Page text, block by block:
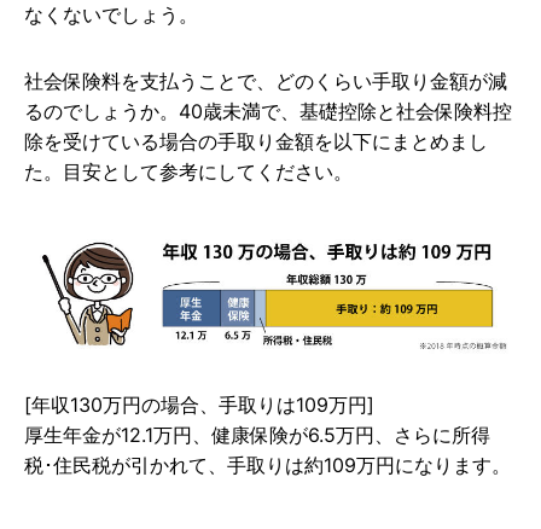
なくないでしょう。
社会保険料を支払うことで、どのくらい手取り金額が減
るのでしょうか。40歳未満で、基礎控除と社会保険料控
除を受けている場合の手取り金額を以下にまとめまし
た。目安として参考にしてください。
[年収130万円の場合、手取りは109万円]
厚生年金が12.1万円、健康保険が6.5万円、さらに所得
税･住民税が引かれて、手取りは約109万円になります。